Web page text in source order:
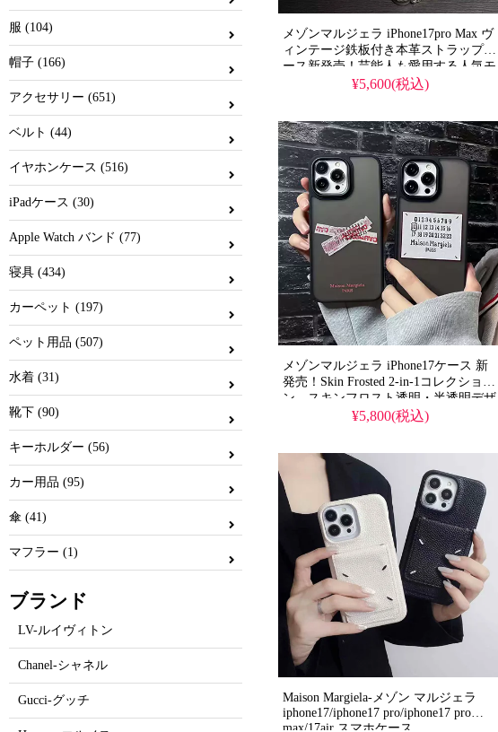
服 (104)
帽子 (166)
アクセサリー (651)
ベルト (44)
イヤホンケース (516)
iPadケース (30)
Apple Watch バンド (77)
寝具 (434)
カーペット (197)
ペット用品 (507)
水着 (31)
靴下 (90)
キーホルダー (56)
カー用品 (95)
傘 (41)
マフラー (1)
ブランド
LV-ルイヴィトン
Chanel-シャネル
Gucci-グッチ
メゾンマルジェラ iPhone17pro Max ヴ
ィンテージ鉄板付き本革ストラップケ
ース新発売！芸能人も愛用する人気モ
デル、耐衝撃＆防水の多機能仕様。か
安で手に入る。iPhone16pro/15promax
ケースとしても使える優れもの！
¥5,600(税込)
メゾンマルジェラ iPhone17ケース 新
発売！Skin Frosted 2-in-1コレクショ
ン、スキンフロスト透明・半透明デザ
イン。芸能人も愛用する人気ブラン
安で手に入り、iPhone16pro/15promax
ケースとしても使える優れもの！（透
明・半透明ケース）
¥5,800(税込)
Maison Margiela-メゾン マルジェラ
iphone17/iphone17 pro/iphone17 pro
max/17air スマホケース